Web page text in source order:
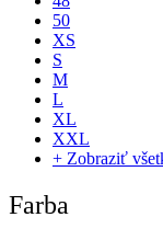
50
XS
S
M
L
XL
XXL
+ Zobraziť
Farba